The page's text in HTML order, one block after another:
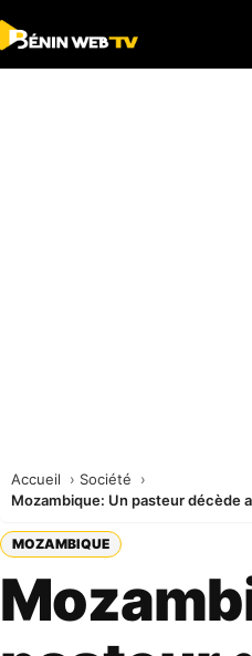
Accueil
Société
Mozambique: Un pasteur décède
MOZAMBIQUE